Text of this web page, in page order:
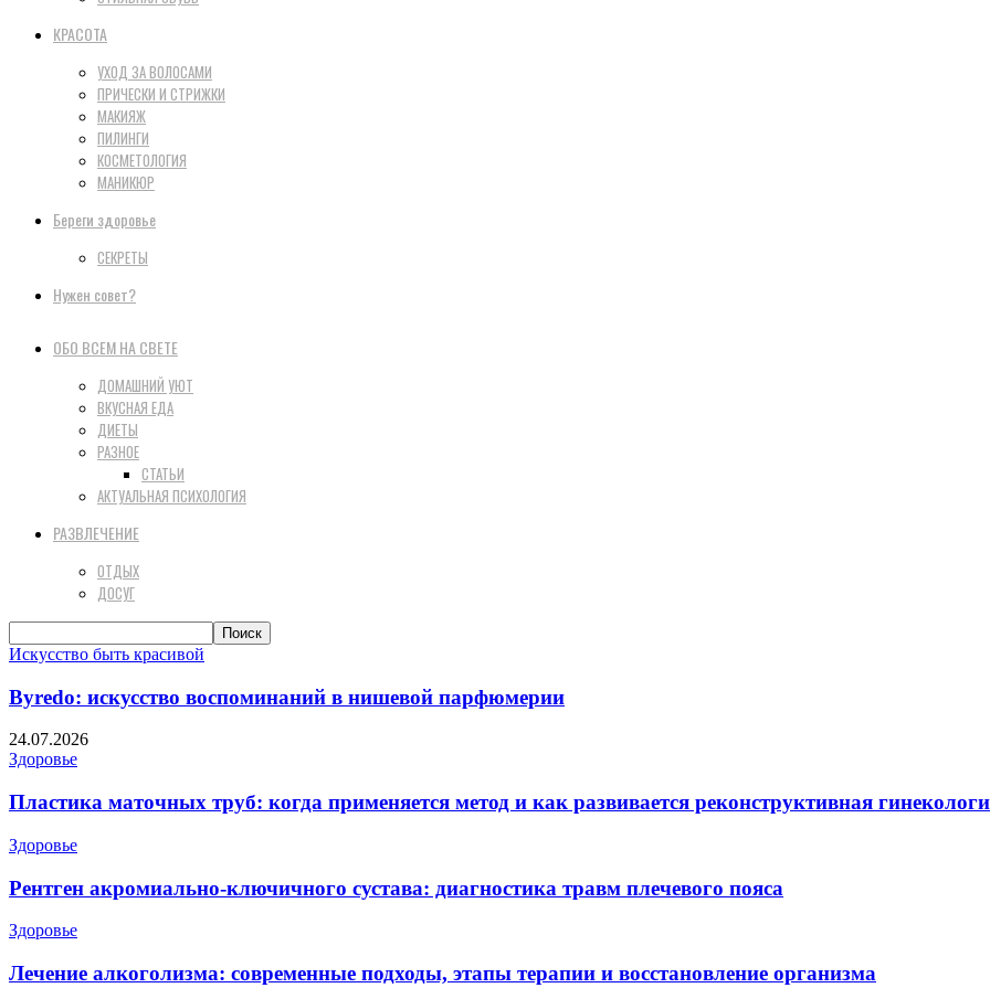
КРАСОТА
УХОД ЗА ВОЛОСАМИ
ПРИЧЕСКИ И СТРИЖКИ
МАКИЯЖ
ПИЛИНГИ
КОСМЕТОЛОГИЯ
МАНИКЮР
Береги здоровье
СЕКРЕТЫ
Нужен совет?
ОБО ВСЕМ НА СВЕТЕ
ДОМАШНИЙ УЮТ
ВКУСНАЯ ЕДА
ДИЕТЫ
РАЗНОЕ
СТАТЬИ
АКТУАЛЬНАЯ ПСИХОЛОГИЯ
РАЗВЛЕЧЕНИЕ
ОТДЫХ
ДОСУГ
Искусство быть красивой
Byredo: искусство воспоминаний в нишевой парфюмерии
24.07.2026
Здоровье
Пластика маточных труб: когда применяется метод и как развивается реконструктивная
Здоровье
Рентген акромиально-ключичного сустава: диагностика травм плечевого пояса
Здоровье
Лечение алкоголизма: современные подходы, этапы терапии и восстановление организма